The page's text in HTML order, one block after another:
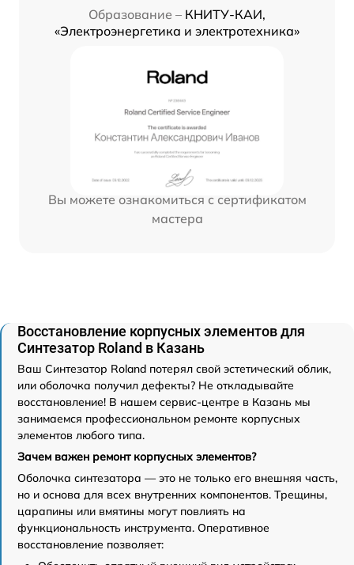
Образование – КНИТУ-КАИ,
«Электроэнергетика и электротехника»
Вы можете ознакомиться с сертификатом
мастера
Восстановление корпусных элементов для
Синтезатор Roland в Казань
Ваш Синтезатор Roland потерял свой эстетический облик,
или оболочка получил дефекты? Не откладывайте
восстановление! В нашем сервис-центре в Казань мы
занимаемся профессиональном ремонте корпусных
элементов любого типа.
Зачем важен ремонт корпусных элементов?
Оболочка синтезатора — это не только его внешняя часть,
но и основа для всех внутренних компонентов. Трещины,
царапины или вмятины могут повлиять на
функциональность инструмента. Оперативное
восстановление позволяет: